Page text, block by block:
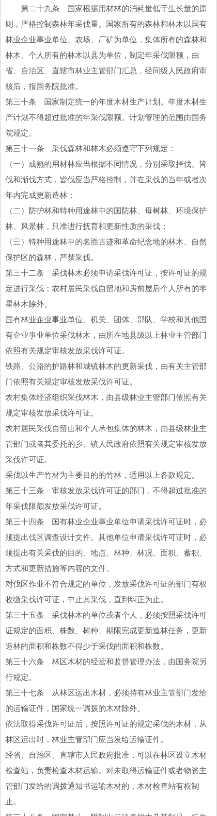
第二十九条 国家根据用材林的消耗量低于生长量的原
则，严格控制森林年采伐量。国家所有的森林和林木以国有
林业企业事业单位、农场、厂矿为单位，集体所有的森林和
林木、个人所有的林木以县为单位，制定年采伐限额，由
省、自治区、直辖市林业主管部门汇总，经同级人民政府审
核后，报国务院批准。
第三十条 国家制定统一的年度木材生产计划。年度木材生
产计划不得超过批准的年采伐限额。计划管理的范围由国务
院规定。
第三十一条 采伐森林和林木必须遵守下列规定：
（一）成熟的用材林应当根据不同情况，分别采取择伐、皆
伐和渐伐方式，皆伐应当严格控制，并在采伐的当年或者次
年内完成更新造林；
（二）防护林和特种用途林中的国防林、母树林、环境保护
林、风景林，只准进行抚育和更新性质的采伐；
（三）特种用途林中的名胜古迹和革命纪念地的林木、自然
保护区的森林，严禁采伐。
第三十二条 采伐林木必须申请采伐许可证，按许可证的规
定进行采伐；农村居民采伐自留地和房前屋后个人所有的零
星林木除外。
国有林业企业事业单位、机关、团体、部队、学校和其他国
有企业事业单位采伐林木，由所在地县级以上林业主管部门
依照有关规定审核发放采伐许可证。
铁路、公路的护路林和城镇林木的更新采伐，由有关主管部
门依照有关规定审核发放采伐许可证。
农村集体经济组织采伐林木，由县级林业主管部门依照有关
规定审核发放采伐许可证。
农村居民采伐自留山和个人承包集体的林木，由县级林业主
管部门或者其委托的乡、镇人民政府依照有关规定审核发放
采伐许可证。
采伐以生产竹材为主要目的的竹林，适用以上各款规定。
第三十三条 审核发放采伐许可证的部门，不得超过批准的
年采伐限额发放采伐许可证。
第三十四条 国有林业企业事业单位申请采伐许可证时，必
须提出伐区调查设计文件。其他单位申请采伐许可证时，必
须提出有关采伐的目的、地点、林种、林况、面积、蓄积、
方式和更新措施等内容的文件。
对伐区作业不符合规定的单位，发放采伐许可证的部门有权
收缴采伐许可证，中止其采伐，直到纠正为止。
第三十五条 采伐林木的单位或者个人，必须按照采伐许可
证规定的面积、株数、树种、期限完成更新造林任务，更新
造林的面积和株数不得少于采伐的面积和株数。
第三十六条 林区木材的经营和监督管理办法，由国务院另
行规定。
第三十七条 从林区运出木材，必须持有林业主管部门发给
的运输证件，国家统一调拨的木材除外。
依法取得采伐许可证后，按照许可证的规定采伐的木材，从
林区运出时，林业主管部门应当发给运输证件。
经省、自治区、直辖市人民政府批准，可以在林区设立木材
检查站，负责检查木材运输。对未取得运输证件或者物资主
管部门发给的调拨通知书运输木材的，木材检查站有权制
止。